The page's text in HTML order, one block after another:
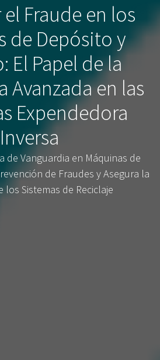
Fraude en los
de Depósito y
El Papel de la
Avanzada en las
Expendedora
Inversa
de Vanguardia en Máquinas de
de Fraudes y Asegura la
los Sistemas de Reciclaje